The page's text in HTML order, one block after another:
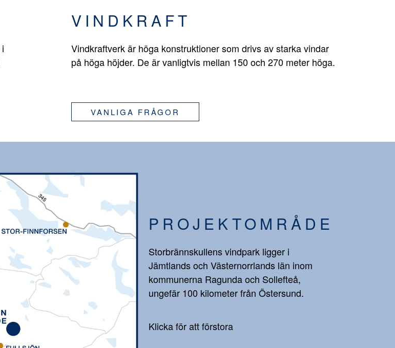
VINDKRAFT
Vindkraftverk är höga konstruktioner som drivs av starka vindar
på höga höjder. De är vanligtvis mellan 150 och 270 meter höga.
VANLIGA FRÅGOR
PROJEKTOMRÅDE
Storbrännskullens vindpark ligger i
Jämtlands och Västernorrlands län inom
kommunerna Ragunda och Sollefteå,
ungefär 100 kilometer från Östersund.
Klicka för att förstora